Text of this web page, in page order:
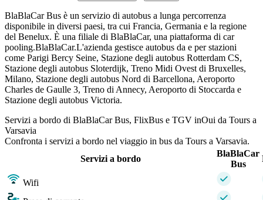
BlaBlaCar Bus è un servizio di autobus a lunga percorrenza
disponibile in diversi paesi, tra cui Francia, Germania e la regione
del Benelux. È una filiale di BlaBlaCar, una piattaforma di car
pooling.BlaBlaCar.L'azienda gestisce autobus da e per stazioni
come Parigi Bercy Seine, Stazione degli autobus Rotterdam CS,
Stazione degli autobus Sloterdijk, Treno Midi Ovest di Bruxelles,
Milano, Stazione degli autobus Nord di Barcellona, ​​Aeroporto
Charles de Gaulle 3, Treno di Annecy, Aeroporto di Stoccarda e
Stazione degli autobus Victoria.
Servizi a bordo di BlaBlaCar Bus, FlixBus e TGV inOui da Tours a
Varsavia
Confronta i servizi a bordo nel viaggio in bus da Tours a Varsavia.
Servizi a bordo
BlaBlaCar
Bus
Wifi